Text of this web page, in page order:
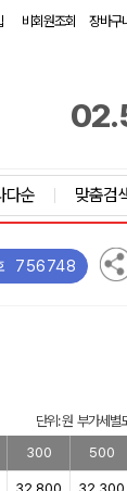
비회원조회 장바구
다순 맞춤검
756748
단위: 원 부가세별
300 500